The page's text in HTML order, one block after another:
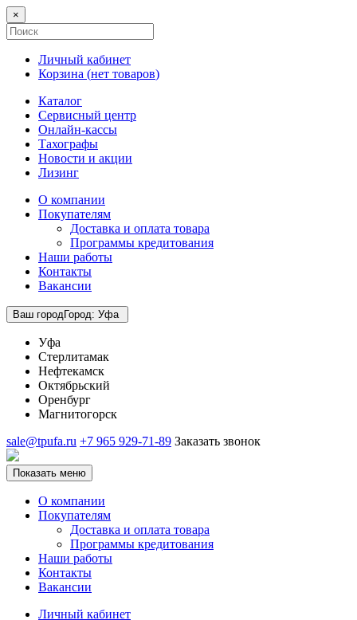
×
Личный кабинет
Корзина (нет товаров)
Каталог
Сервисный центр
Онлайн-кассы
Тахографы
Новости и акции
Лизинг
О компании
Покупателям
Доставка и оплата товара
Программы кредитования
Наши работы
Контакты
Вакансии
Ваш городГород: Уфа
Уфа
Стерлитамак
Нефтекамск
Октябрьский
Оренбург
Магнитогорск
sale@tpufa.ru +7 965 929-71-89 Заказать звонок
Показать меню
О компании
Покупателям
Доставка и оплата товара
Программы кредитования
Наши работы
Контакты
Вакансии
Личный кабинет